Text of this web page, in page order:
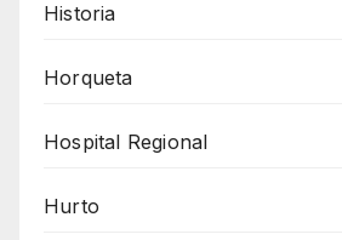
Historia
Horqueta
Hospital Regional
Hurto